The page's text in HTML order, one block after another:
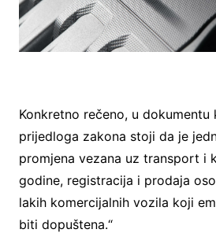
Konkretno rečeno, u dokumentu
prijedloga zakona stoji da je
promjena vezana uz transport i
godine, registracija i prodaja
lakih komercijalnih vozila koji
biti dopuštena.“